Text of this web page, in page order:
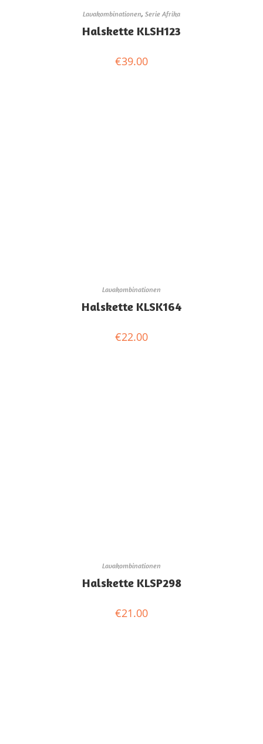
Lavakombinationen, Serie Afrika
Halskette KLSH123
€39.00
Lavakombinationen
Halskette KLSK164
€22.00
Lavakombinationen
Halskette KLSP298
€21.00